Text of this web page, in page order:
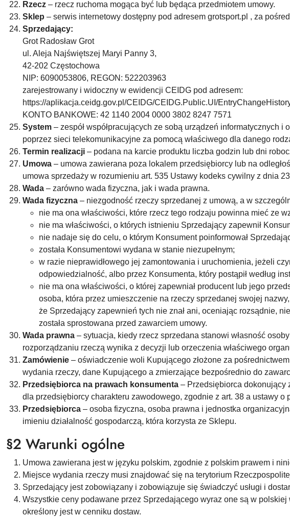
Rzecz – rzecz ruchoma mogąca być lub będąca przedmiotem umowy.
Sklep – serwis internetowy dostępny pod adresem grotsport.pl , za
Sprzedający:
Grot Radosław Grot
ul. Aleja Najświętszej Maryi Panny 3,
42-202 Częstochowa
NIP: 6090053806, REGON: 522203963
zarejestrowany i widoczny w ewidencji CEIDG pod adresem:
https://aplikacja.ceidg.gov.pl/CEIDG/CEIDG.Public.UI/
KONTO BANKOWE: 42 1140 2004 0000 3802 8247 7571
System – zespół współpracujących ze sobą urządzeń informatycznych
poprzez sieci telekomunikacyjne za pomocą właściwego dla danego
Termin realizacji – podana na karcie produktu liczba godzin lub dni
Umowa – umowa zawierana poza lokalem przedsiębiorcy lub na
umowa sprzedaży w rozumieniu art. 535 Ustawy kodeks cywilny z dnia
Wada – zarówno wada fizyczna, jak i wada prawna.
Wada fizyczna – niezgodność rzeczy sprzedanej z umową, a w
nie ma ona właściwości, które rzecz tego rodzaju powinna mieć ze
nie ma właściwości, o których istnieniu Sprzedający zapewnił
nie nadaje się do celu, o którym Konsument poinformował
została Konsumentowi wydana w stanie niezupełnym;
w razie nieprawidłowego jej zamontowania i uruchomienia, jeżeli
odpowiedzialność, albo przez Konsumenta, który postąpił według
nie ma ona właściwości, o której zapewniał producent lub jego
osoba, która przez umieszczenie na rzeczy sprzedanej swojej
że Sprzedający zapewnień tych nie znał ani, oceniając rozsądnie,
została sprostowana przed zawarciem umowy.
Wada prawna – sytuacja, kiedy rzecz sprzedana stanowi własność
rozporządzaniu rzeczą wynika z decyzji lub orzeczenia właściwego
Zamówienie – oświadczenie woli Kupującego złożone za
wydania rzeczy, dane Kupującego a zmierzające bezpośrednio do
Przedsiębiorca na prawach konsumenta – Przedsiębiorca dokonujący
dla przedsiębiorcy charakteru zawodowego, zgodnie z art. 38 a ustawy
Przedsiębiorca – osoba fizyczna, osoba prawna i jednostka
imieniu działalność gospodarczą, która korzysta ze Sklepu.
§2 Warunki ogólne
Umowa zawierana jest w języku polskim, zgodnie z polskim prawem i
Miejsce wydania rzeczy musi znajdować się na terytorium
Sprzedający jest zobowiązany i zobowiązuje się świadczyć usługi i
Wszystkie ceny podawane przez Sprzedającego wyraz one są w
określony jest w cenniku dostaw.